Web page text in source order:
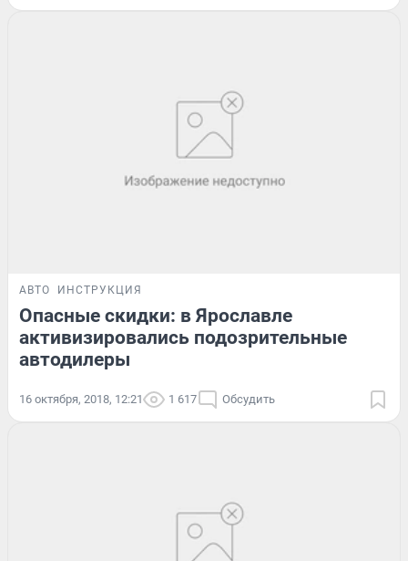
АВТО ИНСТРУКЦИЯ
Опасные скидки: в Ярославле
активизировались подозрительные
автодилеры
16 октября, 2018, 12:21 1 617 Обсудить